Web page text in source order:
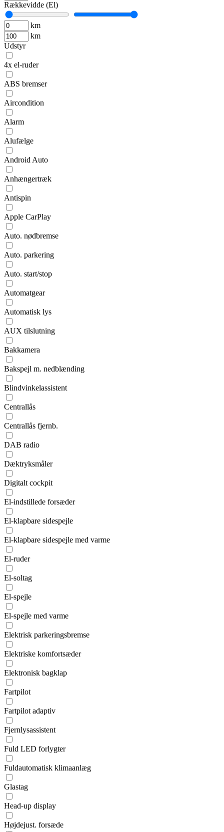
Rækkevidde (El)
km
km
Udstyr
4x el-ruder
ABS bremser
Aircondition
Alarm
Alufælge
Android Auto
Anhængertræk
Antispin
Apple CarPlay
Auto. nødbremse
Auto. parkering
Auto. start/stop
Automatgear
Automatisk lys
AUX tilslutning
Bakkamera
Bakspejl m. nedblænding
Blindvinkelassistent
Centrallås
Centrallås fjernb.
DAB radio
Dæktryksmåler
Digitalt cockpit
El-indstillede forsæder
El-klapbare sidespejle
El-klapbare sidespejle med varme
El-ruder
El-soltag
El-spejle
El-spejle med varme
Elektrisk parkeringsbremse
Elektriske komfortsæder
Elektronisk bagklap
Fartpilot
Fartpilot adaptiv
Fjernlysassistent
Fuld LED forlygter
Fuldautomatisk klimaanlæg
Glastag
Head-up display
Højdejust. forsæde